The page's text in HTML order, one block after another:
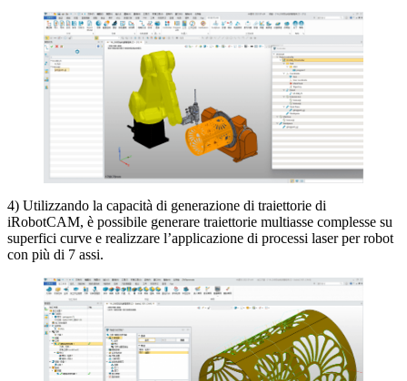
4) Utilizzando la capacità di generazione di traiettorie di
iRobotCAM, è possibile generare traiettorie multiasse complesse su
superfici curve e realizzare l’applicazione di processi laser per robot
con più di 7 assi.